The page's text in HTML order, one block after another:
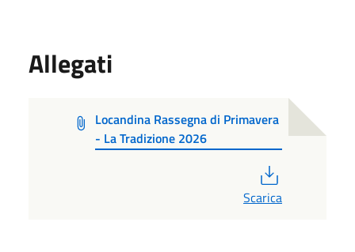
Allegati
Locandina Rassegna di Primavera
- La Tradizione 2026
Scarica